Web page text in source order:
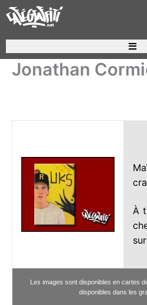
Aller
au
Jonathan
À
Les images sont disponibles en cartes
disponibles dans les